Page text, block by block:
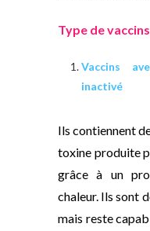
Type de vaccins
Vaccins
inactivé
Ils contiennent
toxine produite
grâce à un
chaleur. Ils sont
mais reste